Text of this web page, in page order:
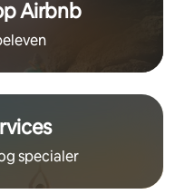
Airbnb
specialer